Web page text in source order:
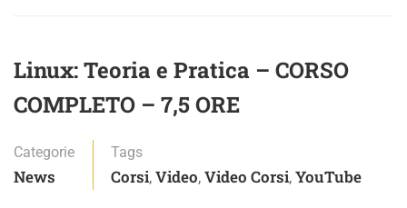
Linux: Teoria e Pratica – CORSO
COMPLETO – 7,5 ORE
Categorie
News
Tags
Corsi, Video, Video Corsi, YouTube